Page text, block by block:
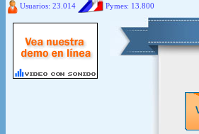
Usuarios: 23.014 Pymes: 13.800